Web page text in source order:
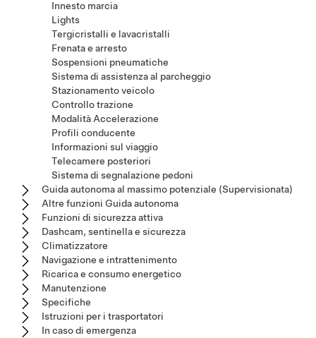
Innesto marcia
Lights
Tergicristalli e lavacristalli
Frenata e arresto
Sospensioni pneumatiche
Sistema di assistenza al parcheggio
Stazionamento veicolo
Controllo trazione
Modalità Accelerazione
Profili conducente
Informazioni sul viaggio
Telecamere posteriori
Sistema di segnalazione pedoni
Guida autonoma al massimo potenziale (Supervisionata)
Altre funzioni Guida autonoma
Funzioni di sicurezza attiva
Dashcam, sentinella e sicurezza
Climatizzatore
Navigazione e intrattenimento
Ricarica e consumo energetico
Manutenzione
Specifiche
Istruzioni per i trasportatori
In caso di emergenza